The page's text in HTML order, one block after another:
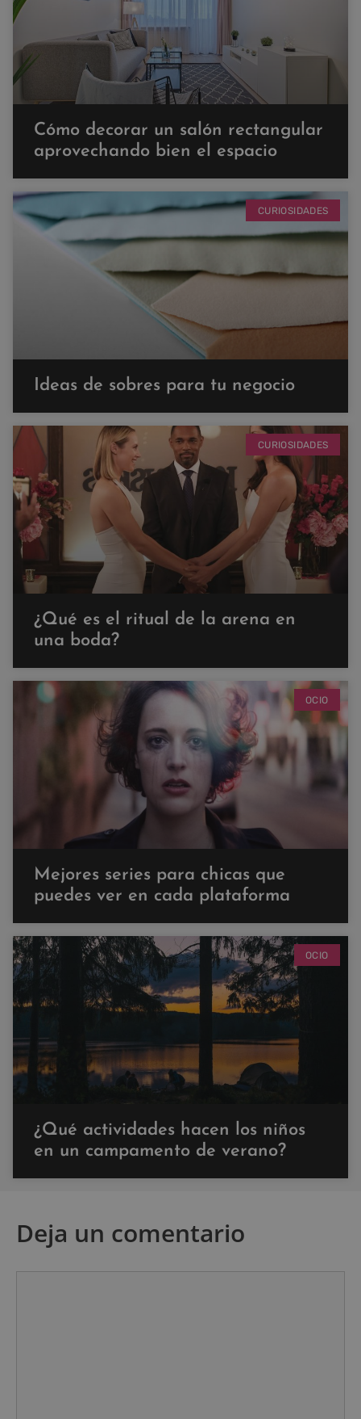
Cómo decorar un salón rectangular
aprovechando bien el espacio
CURIOSIDADES
Ideas de sobres para tu negocio
CURIOSIDADES
¿Qué es el ritual de la arena en
una boda?
OCIO
Mejores series para chicas que
puedes ver en cada plataforma
OCIO
¿Qué actividades hacen los niños
en un campamento de verano?
Deja un comentario